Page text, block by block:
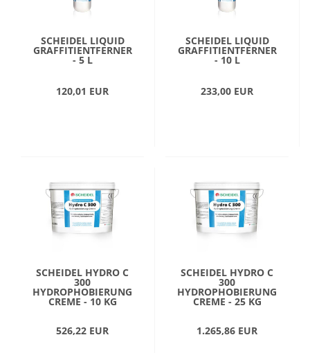
SCHEIDEL LIQUID
GRAFFITIENTFERNER
- 5 L
120,01 EUR
SCHEIDEL LIQUID
GRAFFITIENTFERNER
- 10 L
233,00 EUR
SCHEIDEL HYDRO C
300
HYDROPHOBIERUNG
CREME - 10 KG
526,22 EUR
SCHEIDEL HYDRO C
300
HYDROPHOBIERUNG
CREME - 25 KG
1.265,86 EUR